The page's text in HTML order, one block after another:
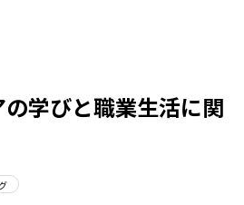
学びと職業生活に関